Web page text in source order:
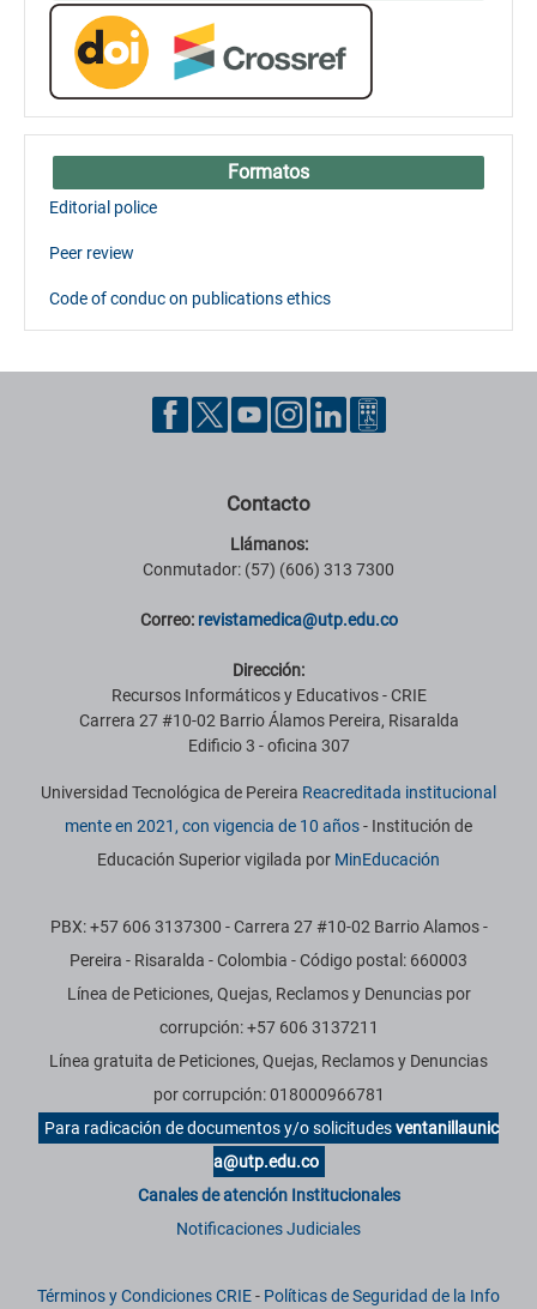
Formatos
Editorial police
Peer review
Code of conduc on publications ethics
Contacto
Llámanos:
Conmutador: (57) (606) 313 7300
Correo: revistamedica@utp.edu.co
Dirección:
Recursos Informáticos y Educativos - CRIE
Carrera 27 #10-02 Barrio Álamos Pereira, Risaralda
Edificio 3 - oficina 307
Universidad Tecnológica de Pereira Reacreditada institucional
mente en 2021, con vigencia de 10 años- Institución de
Educación Superior vigilada por MinEducación
PBX: +57 606 3137300 - Carrera 27 #10-02 Barrio Alamos -
Pereira - Risaralda - Colombia - Código postal: 660003
Línea de Peticiones, Quejas, Reclamos y Denuncias por
corrupción: +57 606 3137211
Línea gratuita de Peticiones, Quejas, Reclamos y Denuncias
por corrupción: 018000966781
Para radicación de documentos y/o solicitudesventanillaunic
a@utp.edu.co
Canales de atención Institucionales
Notificaciones Judiciales
Términos y Condiciones CRIE- Políticas de Seguridad de la Info